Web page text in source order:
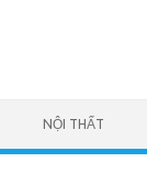
NỘI THẤT